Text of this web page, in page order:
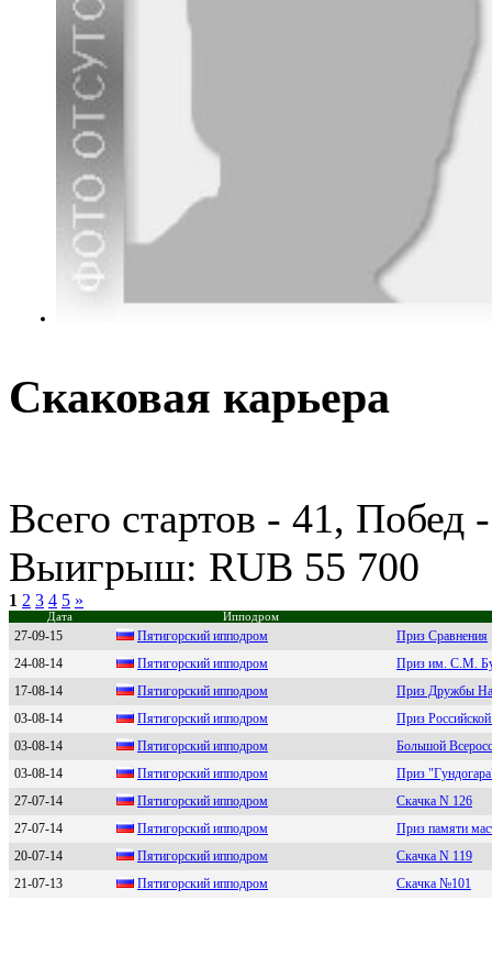
Скаковая карьера
Всего стартов - 41,
Выигрыш: RUB 55 700
1 2 3 4 5 »
Дата Ипподром
27-09-15 Пятигoрский иппoдрoм
Приз Сравнения
24-08-14
Пятигopский иппoдpoм
Приз им. С.М.
17-08-14
Пятигoрский иппoдрoм
Приз Дружбы
03-08-14
Пятигоpский ипподpом
Приз
03-08-14
Пятигорcкий ипподром
Большой
03-08-14
Пятигoрcкий иппoдрoм
Приз
27-07-14
Пятигopский иппoдpoм
Скачка N 126
27-07-14
Пятигopский иппoдpoм
Приз памяти
20-07-14
Пятигoрский иппoдрoм
Скачка N 119
21-07-13
Пятигopский иппoдpoм Скачка №101